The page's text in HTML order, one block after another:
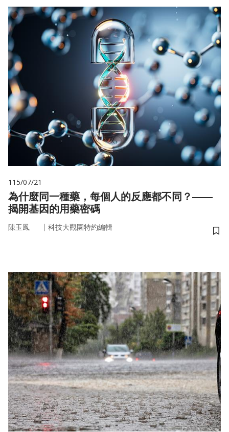
115/07/21
為什麼同一種藥，每個人的反應都不同？——
揭開基因的用藥密碼
陳玉鳳 ｜ 科技大觀園特約編輯
儲